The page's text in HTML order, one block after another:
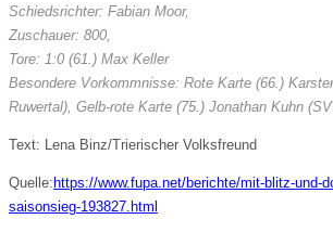
Schiedsrichter: Fabian Moor,
Zuschauer: 800,
Tore: 1:0 (61.) Max Keller
Besondere Vorkommnisse: Rote Karte (66.)
Ruwertal), Gelb-rote Karte (75.) Jonathan Kuhn
Text: Lena Binz/Trierischer Volksfreund
Quelle: https://www.fupa.net/berichte/mit-blitz-und-
saisonsieg-193827.html